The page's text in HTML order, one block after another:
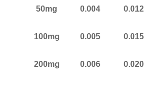
50mg 0.004 0.012
100mg 0.005 0.015
200mg 0.006 0.020